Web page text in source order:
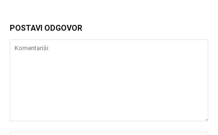
POSTAVI ODGOVOR